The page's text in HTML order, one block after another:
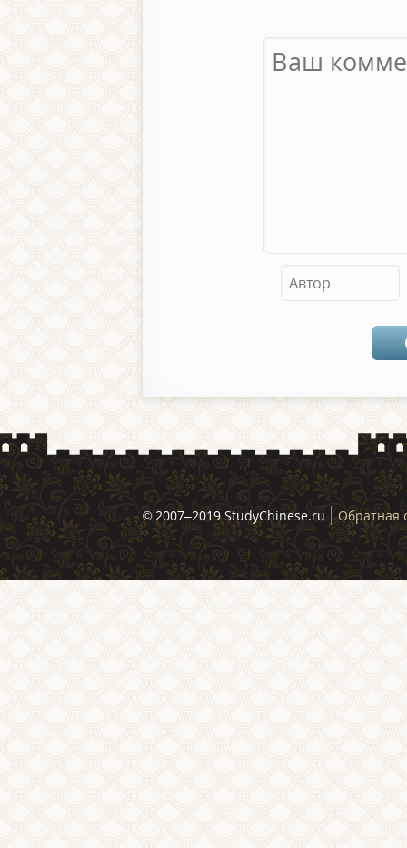
© 2007–2019 StudyChinese.ru Обратная